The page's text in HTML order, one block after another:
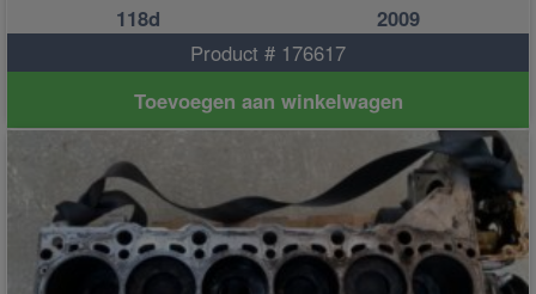
118d
2009
Product # 176617
Toevoegen aan winkelwagen